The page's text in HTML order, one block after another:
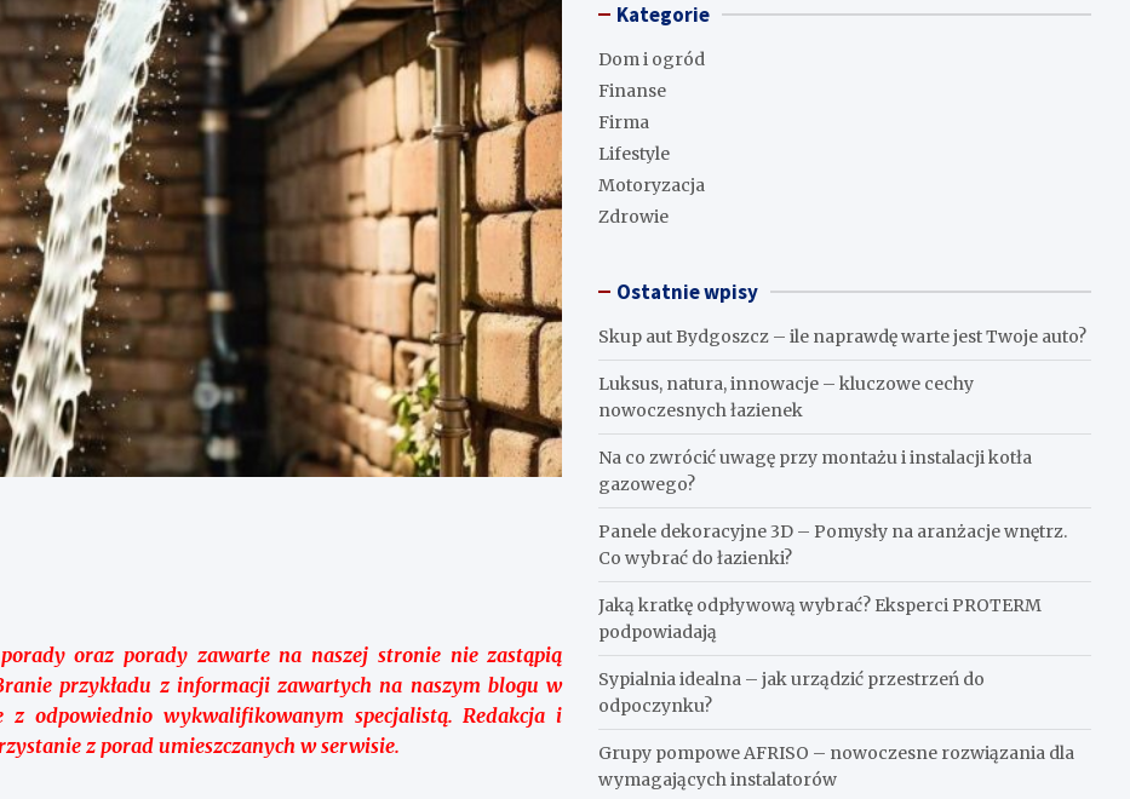
oraz porady zawarte na naszej stronie nie zastąpią
przykładu z informacji zawartych na naszym blogu w
z odpowiednio wykwalifikowanym specjalistą. Redakcja i
z porad umieszczanych w serwisie.
Kategorie
Dom i ogród
Finanse
Firma
Lifestyle
Motoryzacja
Zdrowie
Ostatnie wpisy
Skup aut Bydgoszcz – ile naprawdę warte jest Twoje auto?
Luksus, natura, innowacje – kluczowe cechy
nowoczesnych łazienek
Na co zwrócić uwagę przy montażu i instalacji kotła
gazowego?
Panele dekoracyjne 3D – Pomysły na aranżacje wnętrz.
Co wybrać do łazienki?
Jaką kratkę odpływową wybrać? Eksperci PROTERM
podpowiadają
Sypialnia idealna – jak urządzić przestrzeń do
odpoczynku?
Grupy pompowe AFRISO – nowoczesne rozwiązania dla
wymagających instalatorów